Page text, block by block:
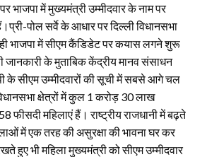
भाजपा में मुख्यमंत्री उम्मीदवार के नाम पर
पोल सर्वे के आधार पर दिल्ली विधानसभा
भाजपा में सीएम कैंडिडेट पर कयास लगने शुरू
जानकारी के मुताबिक केंद्रीय मानव संसाधन
के सीएम उम्मीदवारों की सूची में सबसे आगे चल
क्षेत्रों में कुल 1 करोड़ 30 लाख
फीसदी महिलाएं हैं। राष्ट्रीय राजधानी में बढ़ते
में एक तरह की असुरक्षा की भावना घर कर
हुए भी महिला मुख्यमंत्री को सीएम उम्मीदवार